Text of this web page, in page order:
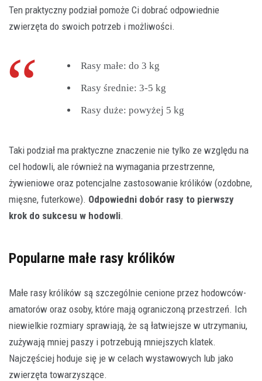
Ten praktyczny podział pomoże Ci dobrać odpowiednie
zwierzęta do swoich potrzeb i możliwości.
Rasy małe: do 3 kg
Rasy średnie: 3-5 kg
Rasy duże: powyżej 5 kg
Taki podział ma praktyczne znaczenie nie tylko ze względu na
cel hodowli, ale również na wymagania przestrzenne,
żywieniowe oraz potencjalne zastosowanie królików (ozdobne,
mięsne, futerkowe). Odpowiedni dobór rasy to pierwszy
krok do sukcesu w hodowli.
Popularne małe rasy królików
Małe rasy królików są szczególnie cenione przez hodowców-
amatorów oraz osoby, które mają ograniczoną przestrzeń. Ich
niewielkie rozmiary sprawiają, że są łatwiejsze w utrzymaniu,
zużywają mniej paszy i potrzebują mniejszych klatek.
Najczęściej hoduje się je w celach wystawowych lub jako
zwierzęta towarzyszące.